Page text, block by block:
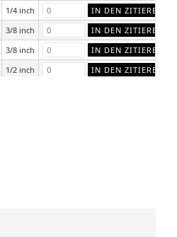
1/4 inch
3/8 inch
3/8 inch
1/2 inch